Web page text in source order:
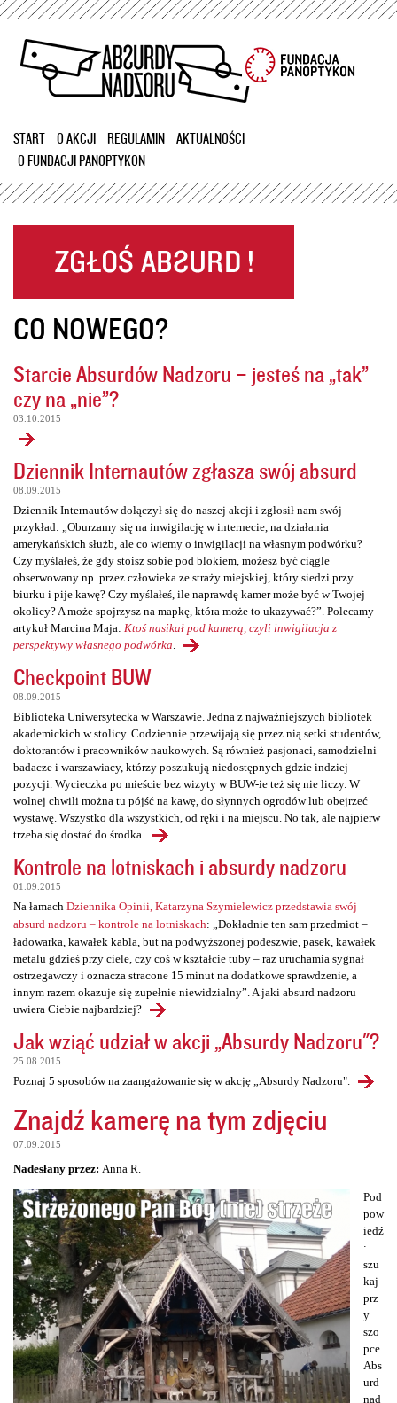
Przejdź
treści
START O AKCJI REGULAMIN
AKTUALNOŚCI
O FUNDACJI PANOPTYKON
CO NOWEGO?
Starcie Absurdów Nadzoru – jesteś na „tak”
czy na „nie”?
03.10.2015
Dziennik Internautów zgłasza swój absurd
08.09.2015
Dziennik Internautów dołączył się do naszej akcji i zgłosił nam swój
przykład: „Oburzamy się na inwigilację w internecie, na działania
amerykańskich służb, ale co wiemy o inwigilacji na własnym podwórku?
Czy myślałeś, że gdy stoisz sobie pod blokiem, możesz być ciągle
obserwowany np. przez człowieka ze straży miejskiej, który siedzi przy
biurku i pije kawę? Czy myślałeś, ile naprawdę kamer może być w Twojej
okolicy? A może spojrzysz na mapkę, która może to ukazywać?”. Polecamy
artykuł Marcina Maja: Ktoś nasikał pod kamerą, czyli inwigilacja z
perspektywy własnego podwórka
Checkpoint BUW
08.09.2015
Biblioteka Uniwersytecka w Warszawie. Jedna z najważniejszych bibliotek
akademickich w stolicy. Codziennie przewijają się przez nią setki studentów,
doktorantów i pracowników naukowych. Są również pasjonaci, samodzielni
badacze i warszawiacy, którzy poszukują niedostępnych gdzie indziej
pozycji. Wycieczka po mieście bez wizyty w BUW-ie też się nie liczy. W
wolnej chwili można tu pójść na kawę, do słynnych ogrodów lub obejrzeć
wystawę. Wszystko dla wszystkich, od ręki i na miejscu. No tak, ale najpierw
trzeba się dostać do środka.
Kontrole na lotniskach i absurdy nadzoru
01.09.2015
Na łamach Dziennika Opinii, Katarzyna Szymielewicz przedstawia swój
absurd nadzoru – kontrole na lotniskach: „Dokładnie ten sam przedmiot –
ładowarka, kawałek kabla, but na podwyższonej podeszwie, pasek, kawałek
metalu gdzieś przy ciele, czy coś w kształcie tuby – raz uruchamia sygnał
ostrzegawczy i oznacza stracone 15 minut na dodatkowe sprawdzenie, a
innym razem okazuje się zupełnie niewidzialny”. A jaki absurd nadzoru
uwiera Ciebie najbardziej?
Jak wziąć udział w akcji „Absurdy Nadzoru"?
25.08.2015
Poznaj 5 sposobów na zaangażowanie się w akcję „Absurdy Nadzoru".
Znajdź kamerę na tym zdjęciu
07.09.2015
Nadesłany przez: Anna R.
Pod
pow
iedź
:
szu
kaj
prz
y
szo
pce.
Abs
urd
nad